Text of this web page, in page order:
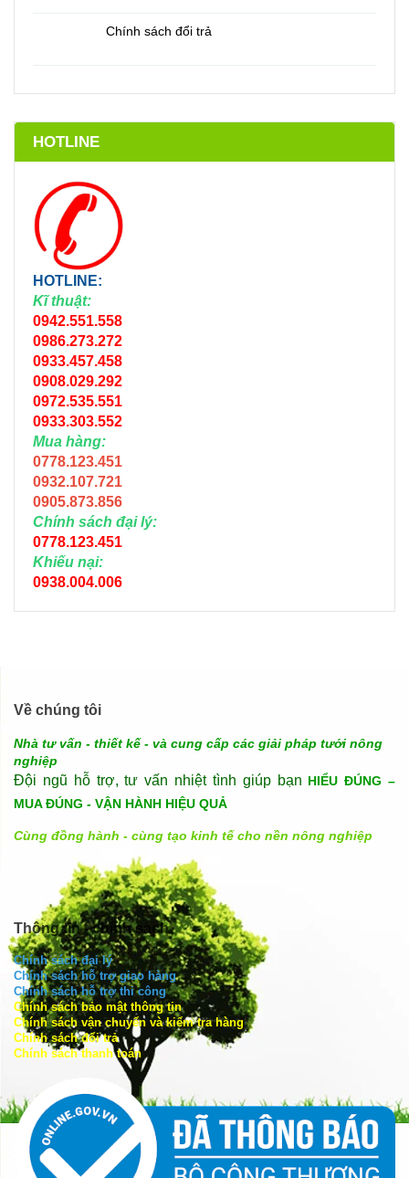
Chính sách đổi trả
HOTLINE
HOTLINE:
Kĩ thuật:
0942.551.558
0986.273.272
0933.457.458
0908.029.292
0972.535.551
0933.303.552
Mua hàng:
0778.123.451
0932.107.721
0905.873.856
Chính sách đại lý:
0778.123.451
Khiếu nại:
0938.004.006
Về chúng tôi
Nhà tư vấn - thiết kế - và cung cấp các giải pháp tưới nông
nghiệp
Đội ngũ hỗ trợ, tư vấn nhiệt tình giúp bạn HIỂU ĐÚNG –
MUA ĐÚNG - VẬN HÀNH HIỆU QUẢ
Cùng đồng hành - cùng tạo kinh tế cho nền nông nghiệp
Thông tin - chính sách
Chính sách đại lý
Chính sách hỗ trợ giao hàng
Chính sách hỗ trợ thi công
Chính sách bảo mật thông tin
Chính sách vận chuyển và kiểm tra hàng
Chính sách đổi trả
Chính sách thanh toán